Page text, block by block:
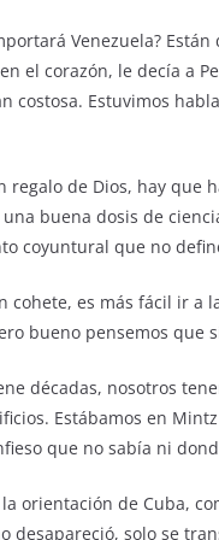
Venezuela?
el corazón, le decía a
costosa. Estuvimos
regalo de Dios, hay que
buena dosis de
coyuntural que no
es más fácil ir a
bueno pensemos que
décadas, nosotros
Estábamos en
que no sabía ni
orientación de Cuba,
desapareció, solo se